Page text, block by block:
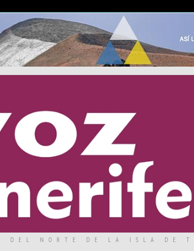
DEL NORTE DE LA ISLA DE